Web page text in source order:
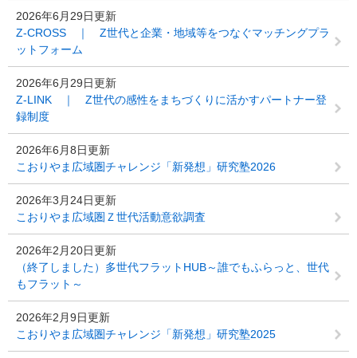
2026年6月29日更新
Z-CROSS ｜ Z世代と企業・地域等をつなぐマッチングプラ
ットフォーム
2026年6月29日更新
Z-LINK ｜ Z世代の感性をまちづくりに活かすパートナー登
録制度
2026年6月8日更新
こおりやま広域圏チャレンジ「新発想」研究塾2026
2026年3月24日更新
こおりやま広域圏Ｚ世代活動意欲調査
2026年2月20日更新
（終了しました）多世代フラットHUB～誰でもふらっと、世代
もフラット～
2026年2月9日更新
こおりやま広域圏チャレンジ「新発想」研究塾2025